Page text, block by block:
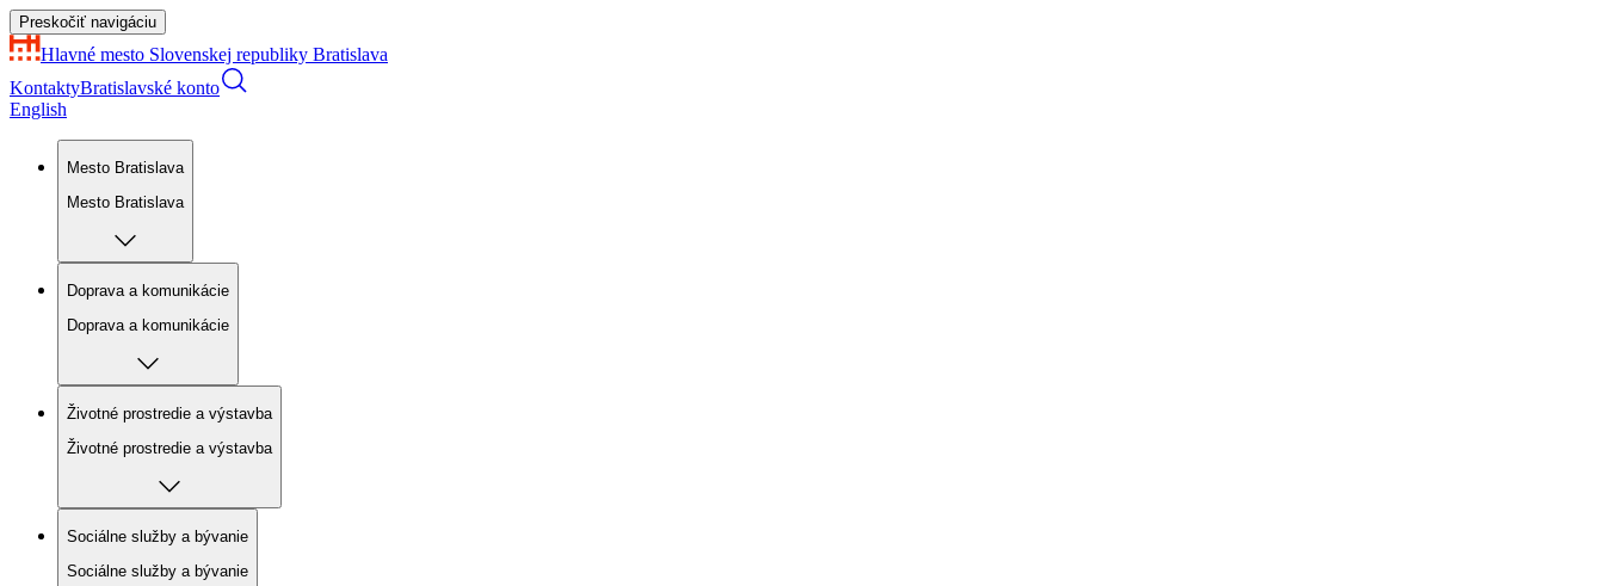
Preskočiť navigáciu
Hlavné mesto Slovenskej republiky Bratislava
KontaktyBratislavské konto
English
Mesto Bratislava
Mesto Bratislava
Doprava a komunikácie
Doprava a komunikácie
Životné prostredie a výstavba
Životné prostredie a výstavba
Sociálne služby a bývanie
Sociálne služby a bývanie